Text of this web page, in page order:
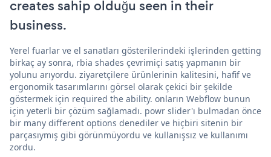
creates sahip olduğu seen in their
business.
Yerel fuarlar ve el sanatları gösterilerindeki işlerinden getting
birkaç ay sonra, rbia shades çevrimiçi satış yapmanın bir
yolunu arıyordu. ziyaretçilere ürünlerinin kalitesini, hafif ve
ergonomik tasarımlarını görsel olarak çekici bir şekilde
göstermek için required the ability. onların Webflow bunun
için yeterli bir çözüm sağlamadı. powr slider'ı bulmadan önce
bir many different options denediler ve hiçbiri sitenin bir
parçasıymış gibi görünmüyordu ve kullanışsız ve kullanımı
zordu.